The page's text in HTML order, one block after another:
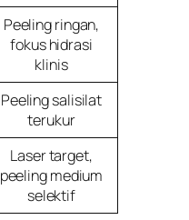
Peeling ringan,
fokus hidrasi
klinis
Peeling salisilat
terukur
Laser target,
peeling medium
selektif